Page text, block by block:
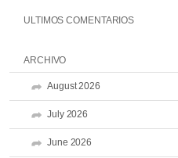
ULTIMOS COMENTARIOS
ARCHIVO
August 2026
July 2026
June 2026